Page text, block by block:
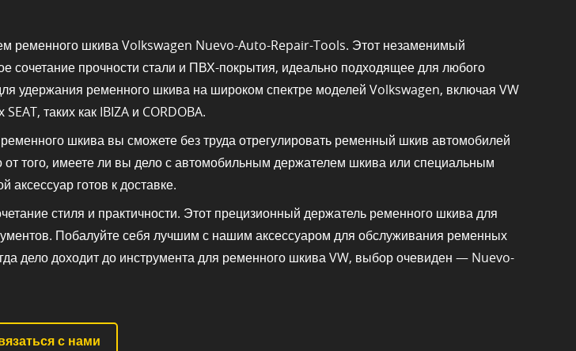
ременного шкива Volkswagen Nuevo-Auto-Repair-Tools. Этот незаменимый
сочетание прочности стали и ПВХ-покрытия, идеально подходящее для любого
удержания ременного шкива на широком спектре моделей Volkswagen, включая VW
таких как IBIZA и CORDOBA.
шкива вы сможете без труда отрегулировать ременный шкив автомобилей
того, имеете ли вы дело с автомобильным держателем шкива или специальным
готов к доставке.
стиля и практичности. Этот прецизионный держатель ременного шкива для
Побалуйте себя лучшим с нашим аксессуаром для обслуживания ременных
дело доходит до инструмента для ременного шкива VW, выбор очевиден — Nuevo-
с нами